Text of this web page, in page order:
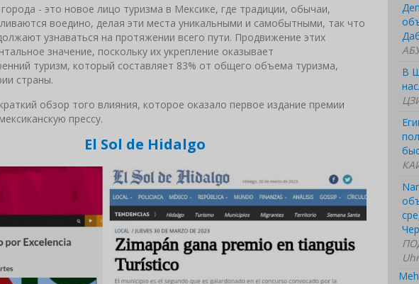
- это новое лицо туризма в Мексике, где традиции, обычаи,
воедино, делая эти места уникальными и самобытными, так что
узнаваться на протяжении всего пути. Продвижение этих
значение, поскольку их укрепление оказывает
туризм, который составляет 83% от общего объема туризма,
страны.
обзор того влияния, которое оказало первое издание премии
прессу.
El Sol de Hidalgo
В
Uhr